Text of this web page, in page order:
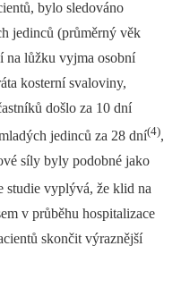
bylo sledováno
jedinců (průměrný věk
na lůžku vyjma osobní
kosterní svaloviny,
došlo za 10 dní
jedinců za 28 dní(4),
síly byly podobné jako
studie vyplývá, že klid na
v průběhu hospitalizace
skončit výraznější